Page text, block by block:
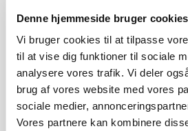
Denne hjemmeside bruger cookies
Vi bruger cookies til at tilpasse
til at vise dig funktioner til sociale
analysere vores trafik. Vi deler
brug af vores website med vores
sociale medier,
Vores partnere kan kombinere
9681, Ranum
Kalvepasser til ejendom i
Kalve